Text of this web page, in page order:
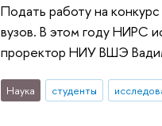
Подать работу на
вузов. В этом году НИРС
проректор НИУ ВШЭ Вадим
Наука студенты